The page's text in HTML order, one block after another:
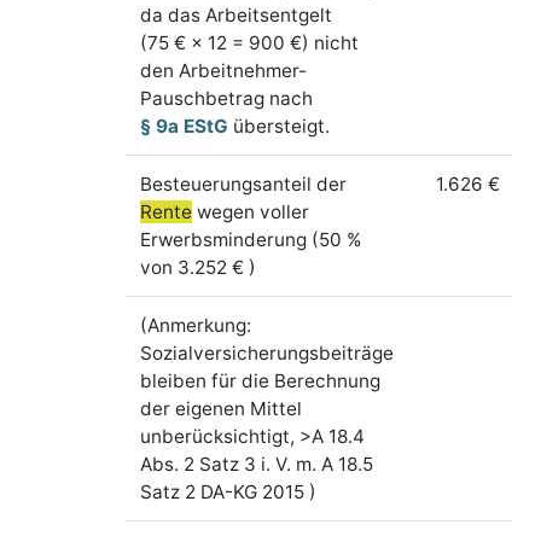
da das Arbeitsentgelt
(75 € × 12 = 900 €) nicht
den Arbeitnehmer-
Pauschbetrag nach
§ 9a EStG übersteigt.
Besteuerungsanteil der
Rente wegen voller
Erwerbsminderung (50 %
von 3.252 € )
1.626 €
(Anmerkung:
Sozialversicherungsbeiträge
bleiben für die Berechnung
der eigenen Mittel
unberücksichtigt, >A 18.4
Abs. 2 Satz 3 i. V. m. A 18.5
Satz 2 DA-KG 2015 )